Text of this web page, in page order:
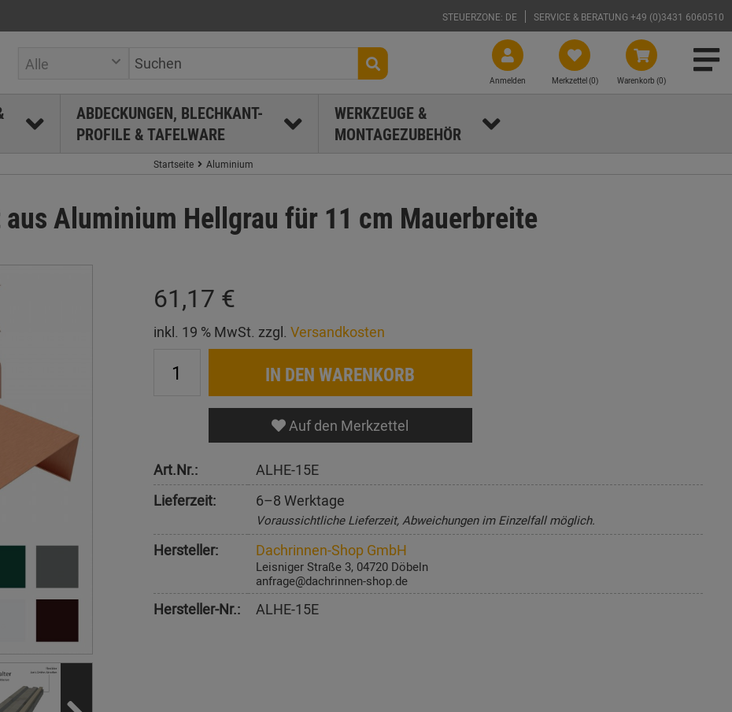
STEUERZONE: DE SERVICE & BERATUNG +49 (0)3431 6060510
Warenkorb (0)
Merkzettel (0)
Anmelden
Alle
ABDECKUNGEN, BLECHKANT-
PROFILE & TAFELWARE
WERKZEUGE &
MONTAGEZUBEHÖR
Startseite Aluminium
aus Aluminium Hellgrau für 11 cm Mauerbreite
61,17 €
inkl. 19 % MwSt. zzgl. Versandkosten
IN DEN WARENKORB
Auf den Merkzettel
Art.Nr.:
ALHE-15E
Lieferzeit:
6–8 Werktage
Voraussichtliche Lieferzeit, Abweichungen im Einzelfall möglich.
Hersteller: Dachrinnen-Shop GmbH
Leisniger Straße 3, 04720 Döbeln
anfrage@dachrinnen-shop.de
Hersteller-Nr.: ALHE-15E